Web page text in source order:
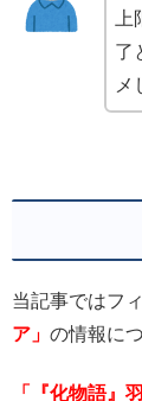
了
メ
当記事ではフ
ア」 の情報に
「『化物語』